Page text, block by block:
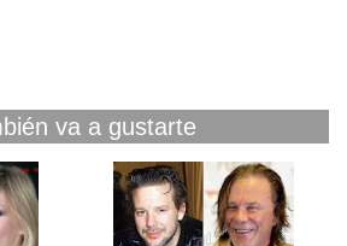
va a gustarte